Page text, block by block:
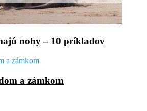
nohy – 10 príkladov
a zámkom